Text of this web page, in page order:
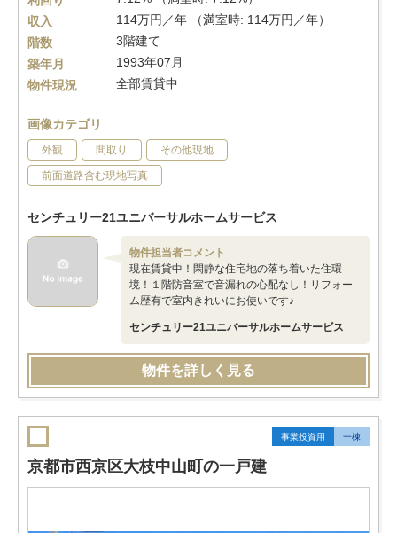
収入
114万円／年 （満室時: 114万円／年）
階数
3階建て
築年月
1993年07月
物件現況
全部賃貸中
画像カテゴリ
外観 間取り その他現地
前面道路含む現地写真
センチュリー21ユニバーサルホームサービス
物件担当者コメント
現在賃貸中！閑静な住宅地の落ち着いた住環
境！１階防音室で音漏れの心配なし！リフォー
ム歴有で室内きれいにお使いです♪
センチュリー21ユニバーサルホームサービス
物件を詳しく見る
事業投資用 一棟
京都市西京区大枝中山町の一戸建